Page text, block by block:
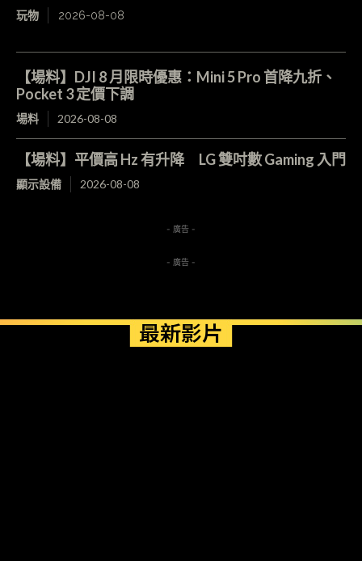
玩物 2026-08-08
【場料】DJI 8 月限時優惠：Mini 5 Pro 首降九折、
Pocket 3 定價下調
場料 2026-08-08
【場料】平價高 Hz 有升降 LG 雙吋數 Gaming 入門
顯示設備 2026-08-08
- 廣告 -
- 廣告 -
最新影片